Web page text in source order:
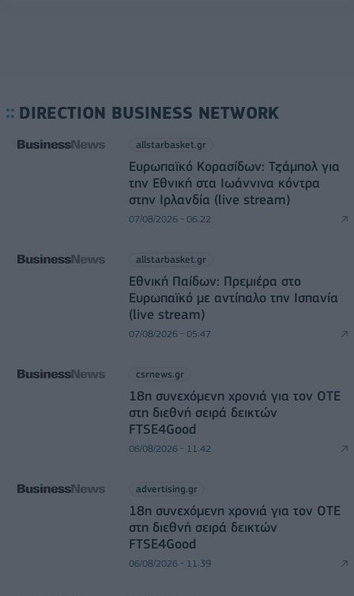
DIRECTION BUSINESS NETWORK
allstarbasket.gr
Ευρωπαϊκό Κορασίδων: Τζάμπολ για
την Εθνική στα Ιωάννινα κόντρα
στην Ιρλανδία (live stream)
07/08/2026 - 06:22
allstarbasket.gr
Εθνική Παίδων: Πρεμιέρα στο
Ευρωπαϊκό με αντίπαλο την Ισπανία
(live stream)
07/08/2026 - 05:47
csrnews.gr
18η συνεχόμενη χρονιά για τον ΟΤΕ
στη διεθνή σειρά δεικτών
FTSE4Good
06/08/2026 - 11:42
advertising.gr
18η συνεχόμενη χρονιά για τον ΟΤΕ
στη διεθνή σειρά δεικτών
FTSE4Good
06/08/2026 - 11:39